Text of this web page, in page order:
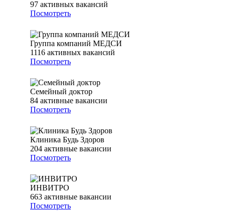
97 активных вакансий
Посмотреть
Группа компаний МЕДСИ
1116 активных вакансий
Посмотреть
Семейный доктор
84 активные вакансии
Посмотреть
Клиника Будь Здоров
204 активные вакансии
Посмотреть
ИНВИТРО
663 активные вакансии
Посмотреть